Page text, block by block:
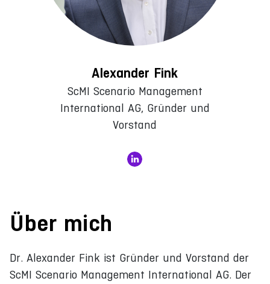
Alexander Fink
ScMI Scenario Management
International AG, Gründer und
Vorstand
Über mich
Dr. Alexander Fink ist Gründer und Vorstand der
ScMI Scenario Management International AG. Der